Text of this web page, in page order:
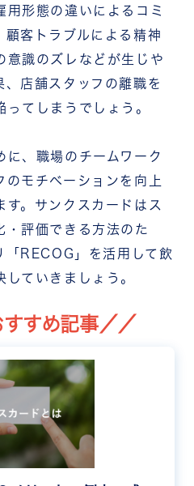
用形態の違いによるコミ
顧客トラブルによる精神
意識のズレなどが生じや
、店舗スタッフの離職を
てしまうでしょう。
に、職場のチームワーク
のモチベーションを向上
す。サンクスカードはス
・評価できる方法のた
「RECOG」を活用して飲
ていきましょう。
すめ記事／／